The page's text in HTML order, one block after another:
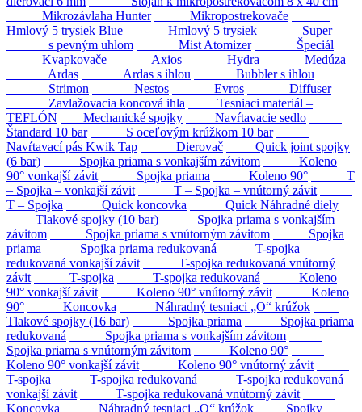
Mikrozávlaha Hunter
Mikropostrekovače
Hmlový 5 trysiek Blue
Hmlový 5 trysiek
Super
s pevným uhlom
Mist Atomizer
Špeciál
Kvapkovače
Axios Hydra
Medúza
Ardas
Ardas s ihlou
Bubbler s ihlou
Strimon
Nestos Evros
Diffuser
Zavlažovacia koncová ihla
Tesniaci materiál –
TEFLÓN
Mechanické spojky
Navŕtavacie sedlo
Štandard 10 bar
S oceľovým krúžkom 10 bar
Navŕtavací pás Kwik Tap
Dierovač
Quick joint spojky
(6 bar)
Spojka priama s vonkajším závitom
Koleno
90° vonkajší závit
Spojka priama Koleno 90°
T
– Spojka – vonkajší závit
T – Spojka – vnútorný závit
T – Spojka
Quick koncovka
Quick Náhradné diely
Tlakové spojky (10 bar)
Spojka priama s vonkajším
závitom
Spojka priama s vnútorným závitom
Spojka
priama
Spojka priama redukovaná
T-spojka
redukovaná vonkajší závit
T-spojka redukovaná vnútorný
závit
T-spojka T-spojka redukovaná
Koleno
90° vonkajší závit
Koleno 90° vnútorný závit
Koleno
90°
Koncovka
Náhradný tesniaci „O“ krúžok
Tlakové spojky (16 bar)
Spojka priama
Spojka priama
redukovaná
Spojka priama s vonkajším závitom
Spojka priama s vnútorným závitom
Koleno 90°
Koleno 90° vonkajší závit
Koleno 90° vnútorný závit
T-spojka
T-spojka redukovaná
T-spojka redukovaná
vonkajší závit
T-spojka redukovaná vnútorný závit
Koncovka
Náhradný tesniaci „O“ krúžok
Spojky